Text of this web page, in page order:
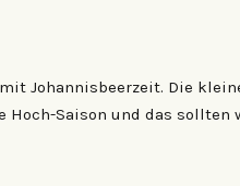
Johannisbeerzeit. Die
Hoch-Saison und das